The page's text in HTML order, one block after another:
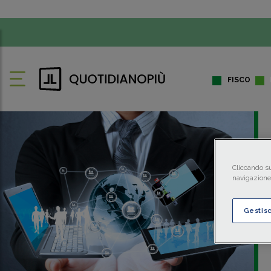
FISCO
Cliccando